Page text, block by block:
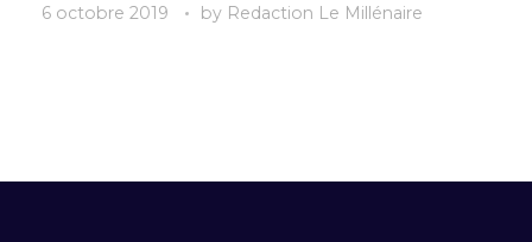
6 octobre 2019 by Redaction Le Millénaire